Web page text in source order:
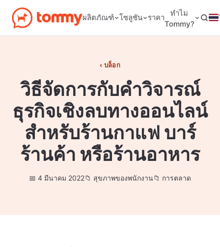
ผลิตภัณฑ์ โซลูชัน ราคา
ทำไม
Tommy?
บล็อก
วิธีจัดการกับคำวิจารณ์
ธุรกิจเชิงลบทางออนไลน์
สำหรับร้านกาแฟ บาร์
ร้านค้า หรือร้านอาหาร
4 มีนาคม 2022 สุขภาพของพนักงาน การตลาด